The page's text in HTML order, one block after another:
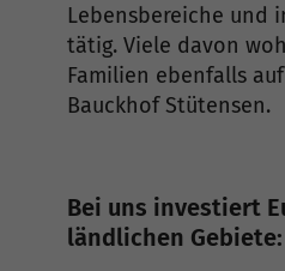
Lebensbereiche und
tätig. Viele davon
Familien ebenfalls
Bauckhof Stütensen.
Bei uns investiert
ländlichen Gebiete: